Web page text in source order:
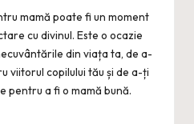
mamă poate fi un moment
cu divinul. Este o ocazie
din viața ta, de a-
viitorul copilului tău și de a-ți
pentru a fi o mamă bună.